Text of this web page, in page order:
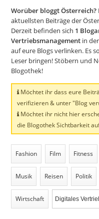
Worüber bloggt Österreich?
aktuellsten Beiträge der
Derzeit befinden sich 1
Vertriebsmanagement in
auf eure Blogs verlinken. Es
Leser bringen! Stöbern und
Blogothek!
Möchtet ihr dass eure
verifizieren & unter "Blog
Möchtet ihr nicht hier
die Blogothek Sichtbarkeit
Fashion Film Fitness
Musik Reisen Politik
Wirtschaft